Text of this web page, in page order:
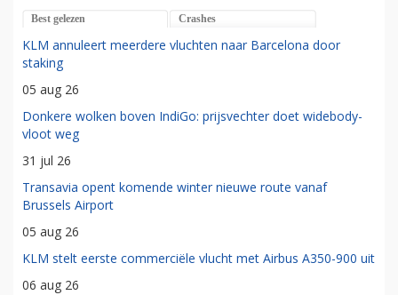
Best gelezen Crashes
KLM annuleert meerdere vluchten naar Barcelona door
staking
05 aug 26
Donkere wolken boven IndiGo: prijsvechter doet widebody-
vloot weg
31 jul 26
Transavia opent komende winter nieuwe route vanaf
Brussels Airport
05 aug 26
KLM stelt eerste commerciële vlucht met Airbus A350-900 uit
06 aug 26